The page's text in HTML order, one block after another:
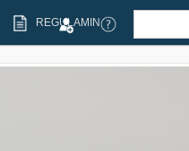
REGULAMIN